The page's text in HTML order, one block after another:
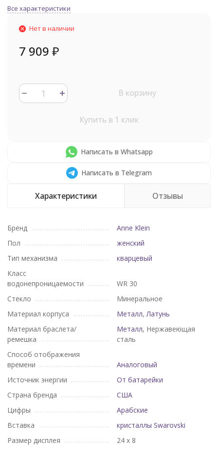
Все характеристики
Нет в наличии
7 909 ₽
В корзину
Купить в 1 клик
Написать в Whatsapp
Написать в Telegram
Характеристики Отзывы
Бренд
Anne Klein
Пол
женский
Тип механизма
кварцевый
Класс
водонепроницаемости
WR 30
Стекло
Минеральное
Материал корпуса
Металл,Латунь
Материал браслета/
ремешка
Металл, Нержавеющая
сталь
Способ отображения
времени
Аналоговый
Источник энергии
От батарейки
Страна бренда
США
Цифры
Арабские
Вставка
кристаллы Swarovski
Размер дисплея
24 х 8